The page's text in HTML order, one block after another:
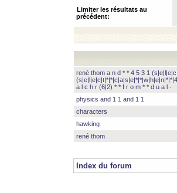
Limiter les résultats au
précédent:
rené thom a n d * * 4 5 3 1
a l c h r (6|2) * * f r o m * * d u a l -
physics and 1 1 and 1 1
characters
hawking
rené thom
Index du forum